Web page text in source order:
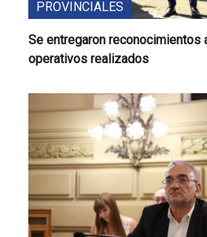
PROVINCIALES
Se entregaron reconocimientos
operativos realizados